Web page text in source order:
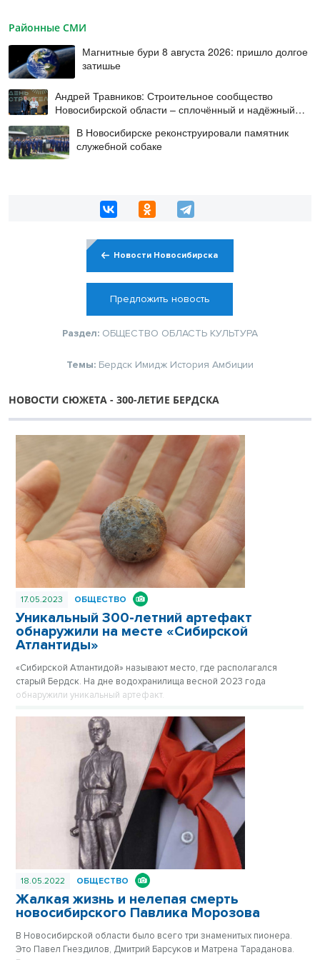
Районные СМИ
Магнитные бури 8 августа 2026: пришло долгое
затишье
Андрей Травников: Строительное сообщество
Новосибирской области – сплочённый и надёжный
коллектив
В Новосибирске реконструировали памятник
служебной собаке
Новости Новосибирска
Предложить новость
Раздел: ОБЩЕСТВО ОБЛАСТЬ КУЛЬТУРА
Темы: Бердск Имидж История Амбиции
НОВОСТИ СЮЖЕТА - 300-ЛЕТИЕ БЕРДСКА
17.05.2023 ОБЩЕСТВО
Уникальный 300-летний артефакт
обнаружили на месте «Сибирской
Атлантиды»
«Сибирской Атлантидой» называют место, где располагался
старый Бердск. На дне водохранилища весной 2023 года
обнаружили уникальный артефакт.
18.05.2022 ОБЩЕСТВО
Жалкая жизнь и нелепая смерть
новосибирского Павлика Морозова
В Новосибирской области было всего три знаменитых пионера.
Это Павел Гнездилов, Дмитрий Барсуков и Матрена Тараданова.